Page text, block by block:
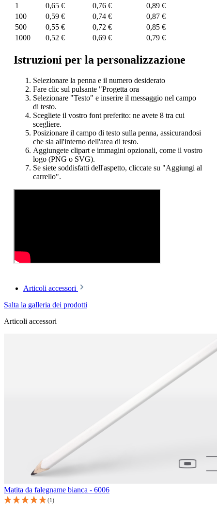
1
0,65 € 0,76 €
0,89 €
100
0,59 € 0,74 €
0,87 €
500
0,55 € 0,72 €
0,85 €
1000
0,52 € 0,69 € 0,79 €
Istruzioni per la personalizzazione
Selezionare la penna e il numero desiderato
Fare clic sul pulsante "Progetta ora
Selezionare "Testo" e inserire il messaggio nel campo
di testo.
Scegliete il vostro font preferito: ne avete 8 tra cui
scegliere.
Posizionare il campo di testo sulla penna, assicurandosi
che sia all'interno dell'area di testo.
Aggiungete clipart e immagini opzionali, come il vostro
logo (PNG o SVG).
Se siete soddisfatti dell'aspetto, cliccate su "Aggiungi al
carrello".
Articoli accessori
Salta la galleria dei prodotti
Articoli accessori
Matita da falegname bianca - 6006
(1)